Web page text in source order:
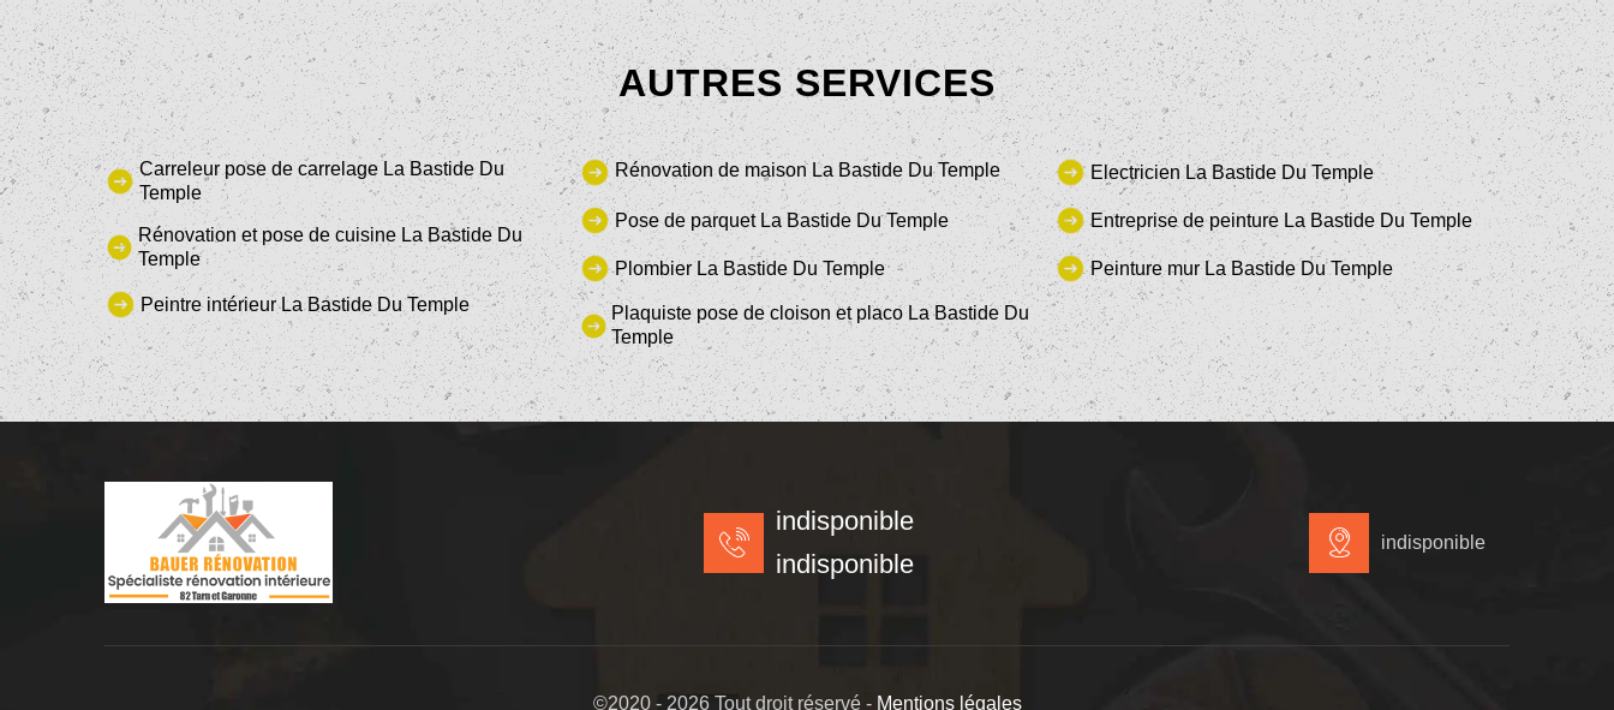
AUTRES SERVICES
Carreleur pose de carrelage La Bastide Du
Temple
Rénovation et pose de cuisine La Bastide Du
Temple
Peintre intérieur La Bastide Du Temple
Rénovation de maison La Bastide Du Temple
Pose de parquet La Bastide Du Temple
Plombier La Bastide Du Temple
Plaquiste pose de cloison et placo La Bastide Du
Temple
Electricien La Bastide Du Temple
Entreprise de peinture La Bastide Du Temple
Peinture mur La Bastide Du Temple
indisponible
indisponible
indisponible
©2020 - 2026 Tout droit réservé - Mentions légales